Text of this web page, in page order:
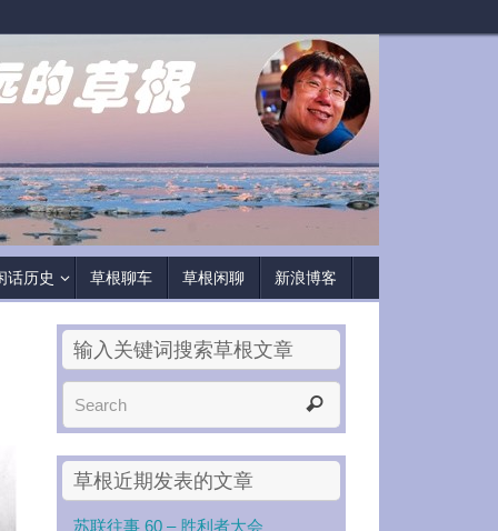
话历史 草根聊车 草根闲聊 新浪博客
输入关键词搜索草根文章
草根近期发表的文章
苏联往事 60 – 胜利者大会